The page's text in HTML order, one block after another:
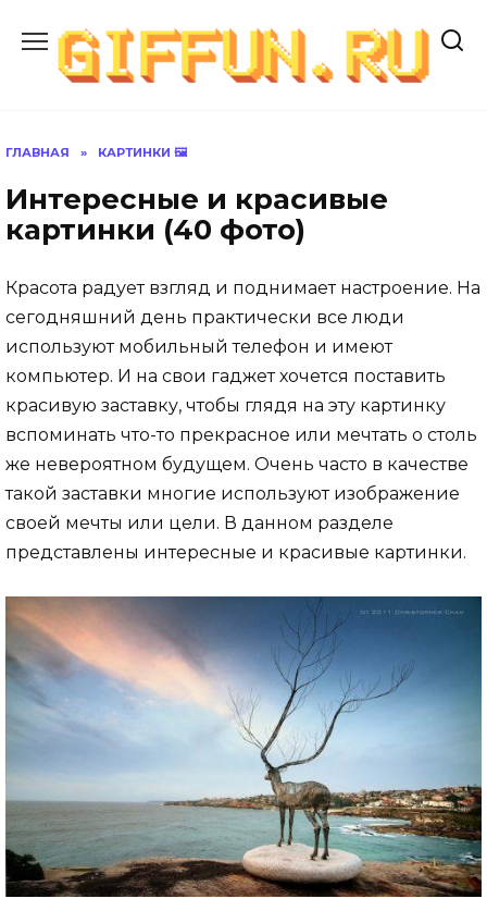
содержанию
ГЛАВНАЯ » КАРТИНКИ 🖼
Интересные и красивые
картинки (40 фото)
Красота радует взгляд и поднимает настроение. На
сегодняшний день практически все люди
используют мобильный телефон и имеют
компьютер. И на свои гаджет хочется поставить
красивую заставку, чтобы глядя на эту картинку
вспоминать что-то прекрасное или мечтать о столь
же невероятном будущем. Очень часто в качестве
такой заставки многие используют изображение
своей мечты или цели. В данном разделе
представлены интересные и красивые картинки.